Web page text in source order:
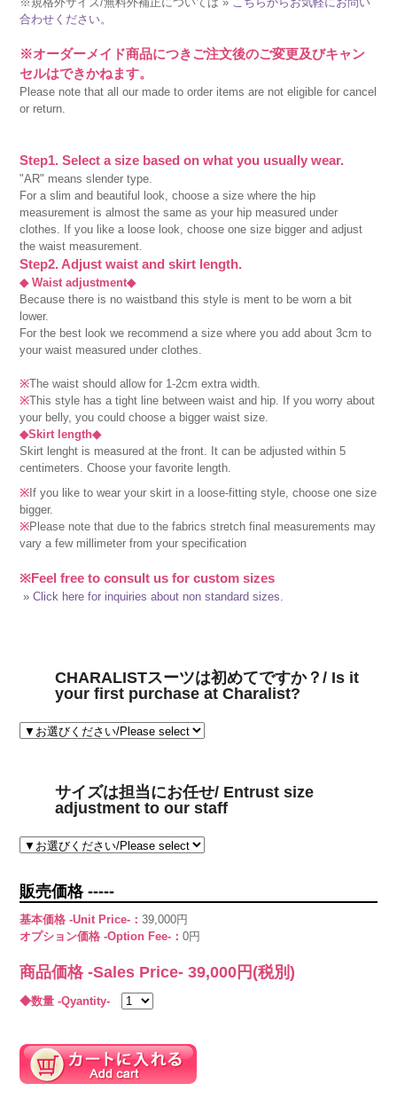
合わせください。
※オーダーメイド商品につきご注文後のご変更及びキャン
セルはできかねます。
Please note that all our made to order items are not eligible for cancel
or return.
Step1. Select a size based on what you usually wear.
"AR" means slender type.
For a slim and beautiful look, choose a size where the hip
measurement is almost the same as your hip measured under
clothes. If you like a loose look, choose one size bigger and adjust
the waist measurement.
Step2. Adjust waist and skirt length.
◆ Waist adjustment◆
Because there is no waistband this style is ment to be worn a bit
lower.
For the best look we recommend a size where you add about 3cm to
your waist measured under clothes.
※The waist should allow for 1-2cm extra width.
※This style has a tight line between waist and hip. If you worry about
your belly, you could choose a bigger waist size.
◆Skirt length◆
Skirt lenght is measured at the front. It can be adjusted within 5
centimeters. Choose your favorite length.
※If you like to wear your skirt in a loose-fitting style, choose one size
bigger.
※Please note that due to the fabrics stretch final measurements may
vary a few millimeter from your specification
※Feel free to consult us for custom sizes
» Click here for inquiries about non standard sizes.
CHARALISTスーツは初めてですか？/ Is it
your first purchase at Charalist?
サイズは担当にお任せ/ Entrust size
adjustment to our staff
販売価格 -----
基本価格 -Unit Price-：39,000円
オプション価格 -Option Fee-：0円
商品価格 -Sales Price-39,000 円(税別)
◆数量 -Qyantity-